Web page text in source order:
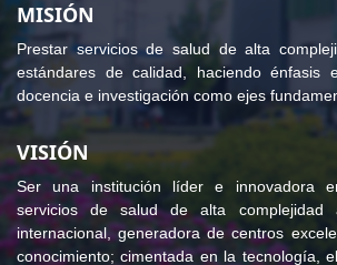
MISIÓN
Prestar servicios de salud de alta
estándares de calidad, haciendo énfasis
docencia e investigación como ejes
VISIÓN
Ser una institución líder e innovadora
servicios de salud de alta
internacional, generadora de centros
conocimiento; cimentada en la tecnología,